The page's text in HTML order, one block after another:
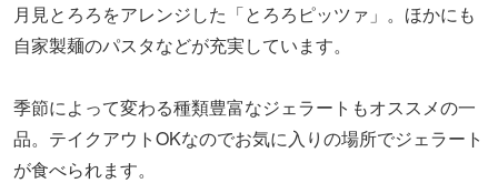
月見とろろをアレンジした「とろろピッツァ」。ほかにも
自家製麺のパスタなどが充実しています。
季節によって変わる種類豊富なジェラートもオススメの一
品。テイクアウトOKなのでお気に入りの場所でジェラート
が食べられます。